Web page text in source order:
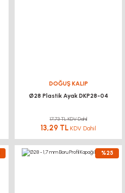
DOĞUŞ KALIP
Ø28 Plastik Ayak DKP28-04
17,73 TL KDV Dahil
13,29 TL KDV Dahil
%25